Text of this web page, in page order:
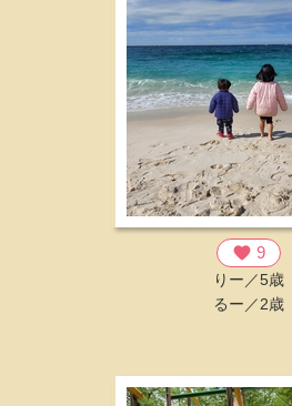
favorite 9
りー／5歳
るー／2歳